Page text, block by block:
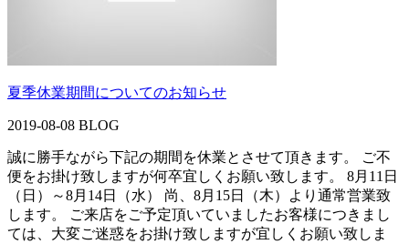
夏季休業期間についてのお知らせ
2019-08-08 BLOG
誠に勝手ながら下記の期間を休業とさせて頂きます。 ご不
便をお掛け致しますが何卒宜しくお願い致します。 8月11日
（日）～8月14日（水） 尚、8月15日（木）より通常営業致
します。 ご来店をご予定頂いていましたお客様につきまし
ては、大変ご迷惑をお掛け致しますが宜しくお願い致しま